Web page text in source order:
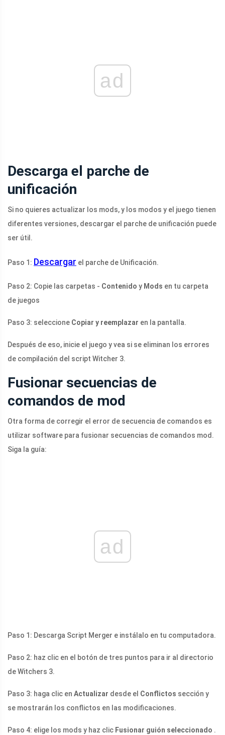
ad
Descarga el parche de
unificación
Si no quieres actualizar los mods, y los modos y el juego tienen
diferentes versiones, descargar el parche de unificación puede
ser útil.
Paso 1: Descargar el parche de Unificación.
Paso 2: Copie las carpetas - Contenido y Mods en tu carpeta
de juegos
Paso 3: seleccione Copiar y reemplazar en la pantalla.
Después de eso, inicie el juego y vea si se eliminan los errores
de compilación del script Witcher 3.
Fusionar secuencias de
comandos de mod
Otra forma de corregir el error de secuencia de comandos es
utilizar software para fusionar secuencias de comandos mod.
Siga la guía:
ad
Paso 1: Descarga Script Merger e instálalo en tu computadora.
Paso 2: haz clic en el botón de tres puntos para ir al directorio
de Witchers 3.
Paso 3: haga clic en Actualizar desde el Conflictos sección y
se mostrarán los conflictos en las modificaciones.
Paso 4: elige los mods y haz clic Fusionar guión seleccionado .